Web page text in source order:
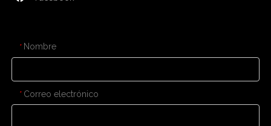
* Nombre
* Correo electrónico